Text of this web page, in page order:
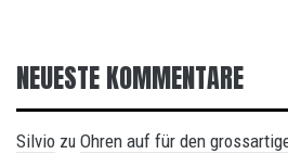
NEUESTE KOMMENTARE
Silvio zu Ohren auf für den